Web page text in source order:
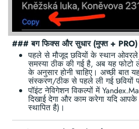
### बग फिक्स और सुधार (मुफ्त +
पहले से मौजूद छवियों के स्थान
समस्या ठीक की गई है, अब यह
के अनुसार होनी चाहिए। अच्छी बात
संस्करण/ठीक से पहले ली गई छवियों
पॉइंट नेविगेशन विकल्पों में
दिखाई देगा और काम करेगा यदि
स्थापित है)।